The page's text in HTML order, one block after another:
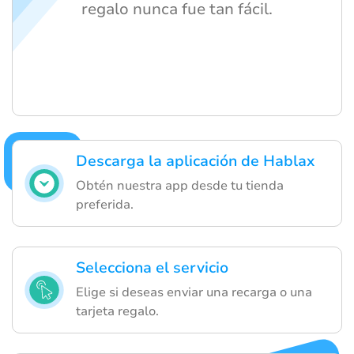
Descarga la aplicación de Hablax
Obtén nuestra app desde tu tienda
preferida.
Selecciona el servicio
Elige si deseas enviar una recarga o una
tarjeta regalo.
regalo nunca fue tan fácil.